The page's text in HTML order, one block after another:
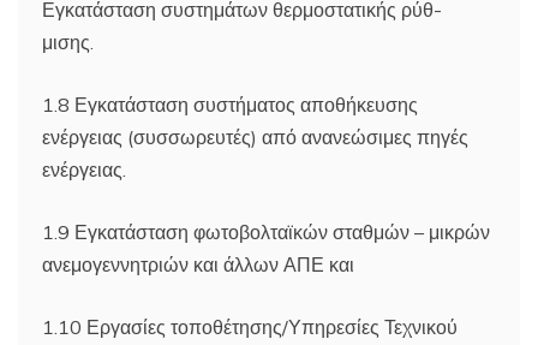
Εγκατάσταση συστημάτων θερμοστατικής ρύθ-
μισης.
1.8 Εγκατάσταση συστήματος αποθήκευσης
ενέργειας (συσσωρευτές) από ανανεώσιμες πηγές
ενέργειας.
1.9 Εγκατάσταση φωτοβολταϊκών σταθμών – μικρών
ανεμογεννητριών και άλλων ΑΠΕ και
1.10 Εργασίες τοποθέτησης/Υπηρεσίες Τεχνικού